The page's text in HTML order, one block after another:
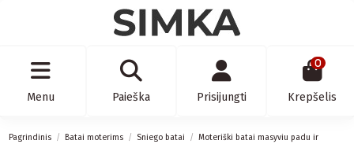
Menu Paieška Prisijungti
0
Krepšelis
Pagrindinis Batai moterims Sniego batai
Moteriški batai masyviu padu ir